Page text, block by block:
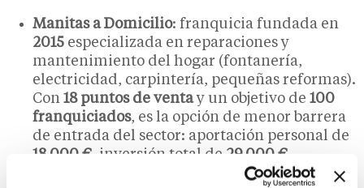
Manitas a Domicilio: franquicia fundada en
2015 especializada en reparaciones y
mantenimiento del hogar (fontanería,
electricidad, carpintería, pequeñas reformas).
Con 18 puntos de ventay un objetivo de 100
franquiciados, es la opción de menor barrera
de entrada del sector: aportación personal de
18.000 € , inversión total de 29.000 €
300.000 €.